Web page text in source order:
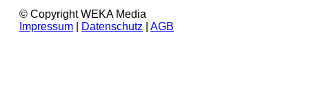
© Copyright WEKA Media
Impressum
Datenschutz AGB